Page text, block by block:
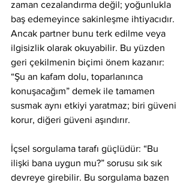
zaman cezalandırma değil; yoğunlukla
baş edemeyince sakinleşme ihtiyacıdır.
Ancak partner bunu terk edilme veya
ilgisizlik olarak okuyabilir. Bu yüzden
geri çekilmenin biçimi önem kazanır:
“Şu an kafam dolu, toparlanınca
konuşacağım” demek ile tamamen
susmak aynı etkiyi yaratmaz; biri güveni
korur, diğeri güveni aşındırır.
İçsel sorgulama tarafı güçlüdür: “Bu
ilişki bana uygun mu?” sorusu sık sık
devreye girebilir. Bu sorgulama bazen